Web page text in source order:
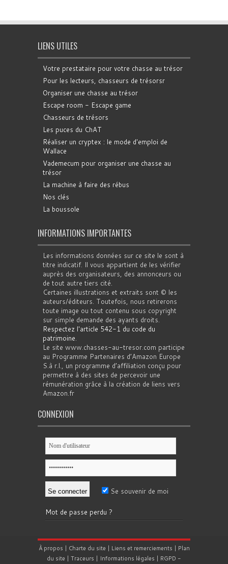
LIENS UTILES
Votre prestataire pour votre chasse au trésor
Pour les lecteurs, chasseurs de trésorsr
Organiser une chasse au trésor
Escape room - Escape game
Chasseurs de trésors
Les puces du ChAT
Réaliser un cryptex : le mode d'emploi de
Wallace
Vademecum pour organiser une chasse au
trésor
La machine à faire des rébus
Nos clés
La boussole
INFORMATIONS IMPORTANTES
Les informations données sur ce site le sont à
titre indicatif. Il vous appartient de les vérifier
auprès des organisateurs, des annonceurs ou
de tout autre tiers cité.
Certaines illustrations et extraits sont © les
auteurs/éditeurs. Toutefois, nous retirerons
toute image ou tout contenu sous copyright
sur simple demande des ayants droits.
Respectez l'article 542-1 du code du
patrimoine.
Le site www.chasses-au-tresor.com participe
au Programme Partenaires d’Amazon Europe
S.à r.l., un programme d’affiliation conçu pour
permettre à des sites de percevoir une
rémunération grâce à la création de liens vers
Amazon.fr
CONNEXION
Se souvenir de moi
Mot de passe perdu ?
À propos | Charte du site | Liens et remerciements | Plan
du site | Traceurs | Informations légales | RGPD -